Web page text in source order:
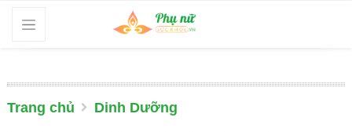
Trang chủ Dinh Dưỡng